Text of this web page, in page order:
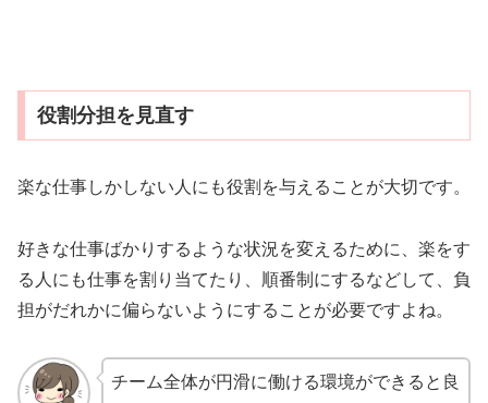
役割分担を見直す
楽な仕事しかしない人にも役割を与えることが大切です。
好きな仕事ばかりするような状況を変えるために、楽をす
る人にも仕事を割り当てたり、順番制にするなどして、負
担がだれかに偏らないようにすることが必要ですよね。
チーム全体が円滑に働ける環境ができると良